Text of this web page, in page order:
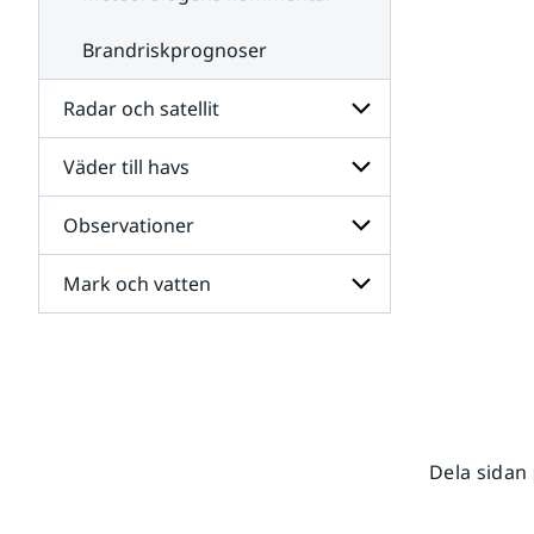
Brandriskprognoser
Radar och satellit
Undersidor
för
Radar
och
satellit
Väder till havs
Undersidor
för
Väder
till
havs
Observationer
Undersidor
för
Mark och vatten
Dela sidan